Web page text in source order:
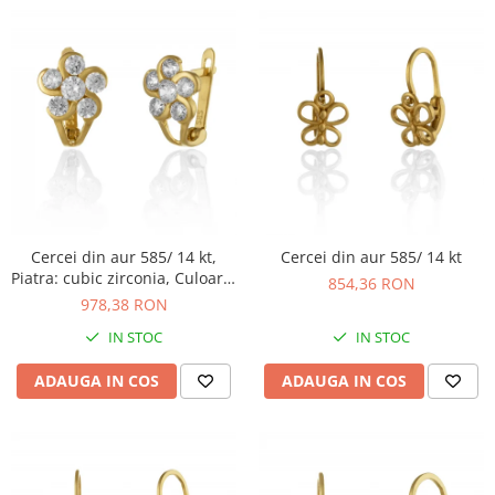
Cercei din aur 585/ 14 kt,
Piatra: cubic zirconia, Culoare:
transparenta
978,38 RON
IN STOC
ADAUGA IN COS
Cercei din aur 585/ 14 kt
854,36 RON
IN STOC
ADAUGA IN COS